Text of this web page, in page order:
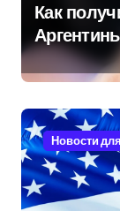
Как
Новости